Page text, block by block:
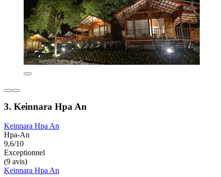
3. Keinnara Hpa An
Keinnara Hpa An
Hpa-An
9,6/10
Exceptionnel
(9 avis)
Keinnara Hpa An